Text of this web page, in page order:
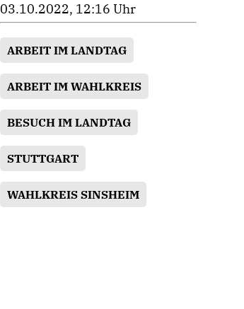
03.10.2022, 12:16 Uhr
ARBEIT IM LANDTAG
ARBEIT IM WAHLKREIS
BESUCH IM LANDTAG
STUTTGART
WAHLKREIS SINSHEIM